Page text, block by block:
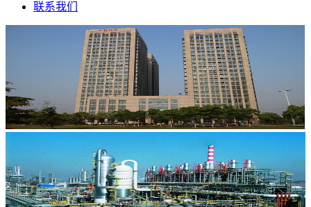
联系我们